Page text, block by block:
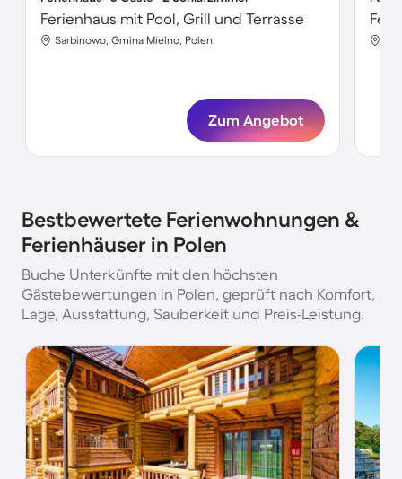
Ferienhaus mit Pool, Grill und Terrasse
Sarbinowo, Gmina Mielno, Polen
Zum Angebot
Bestbewertete Ferienwohnungen &
Ferienhäuser in Polen
Buche Unterkünfte mit den höchsten
Gästebewertungen in Polen, geprüft nach Komfort,
Lage, Ausstattung, Sauberkeit und Preis-Leistung.